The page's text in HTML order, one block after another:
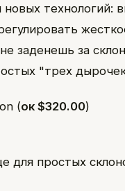
технологий:
заденешь за
"трех
(ок $320.00)
простых